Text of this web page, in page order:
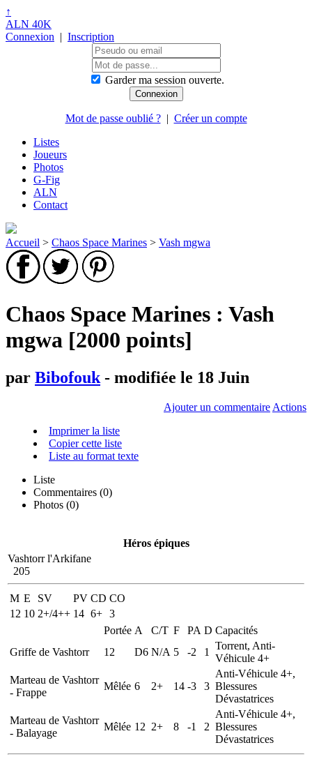
↑
ALN 40K
Connexion | Inscription
Garder ma session ouverte.
Mot de passe oublié ?| Créer un compte
Listes
Joueurs
Photos
G-Fig
ALN
Contact
Accueil > Chaos Space Marines > Vash mgwa
Chaos Space Marines : Vash
mgwa [2000 points]
par Bibofouk - modifiée le 18 Juin
Ajouter un commentaire Actions
Imprimer la liste
Copier cette liste
Liste au format texte
Liste
Commentaires (0)
Photos (0)
Héros épiques
Vashtorr l'Arkifane
205
M E SV PV CD CO
12 10 2+/4++ 14 6+ 3
Portée A C/T F PA D Capacités
Griffe de Vashtorr
12 D6 N/A 5 -2 1
Torrent, Anti-
Véhicule 4+
Marteau de Vashtorr
- Frappe
Mêlée 6 2+ 14 -3 3
Anti-Véhicule 4+,
Blessures
Dévastatrices
Marteau de Vashtorr
- Balayage
Mêlée 12 2+ 8 -1 2
Anti-Véhicule 4+,
Blessures
Dévastatrices